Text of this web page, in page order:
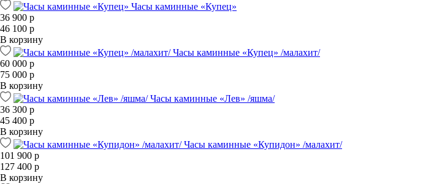
Часы каминные «Купец»
36 900 р
46 100 р
В корзину
Часы каминные «Купец» /малахит/
60 000 р
75 000 р
В корзину
Часы каминные «Лев» /яшма/
36 300 р
45 400 р
В корзину
Часы каминные «Купидон» /малахит/
101 900 р
127 400 р
В корзину